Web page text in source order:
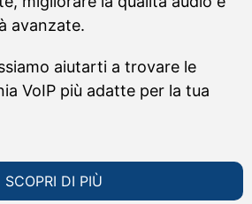
avanzate.
aiutarti a trovare le
VoIP più adatte per la tua
SCOPRI DI PIÙ